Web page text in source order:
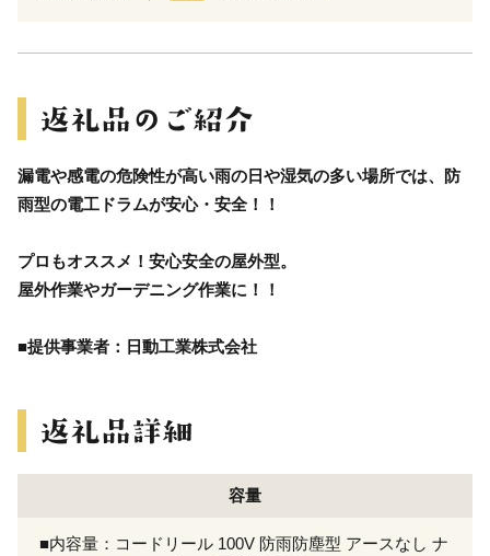
漏電や感電の危険性が高い雨の日や湿気の多い場所では、防
雨型の電工ドラムが安心・安全！！
プロもオススメ！安心安全の屋外型。
屋外作業やガーデニング作業に！！
■提供事業者：日動工業株式会社
容量
■内容量：コードリール 100V 防雨防塵型 アースなし ナ